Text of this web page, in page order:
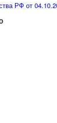
РФ от